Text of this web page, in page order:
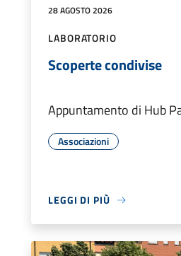
28 AGOSTO 2026
LABORATORIO
Scoperte condivise
Appuntamento di Hub
Associazioni
LEGGI DI PIÙ